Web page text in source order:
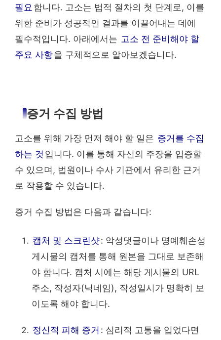
필요 합니다. 고소는 법적 절차의 첫 단계로, 이를
위한 준비가 성공적인 결과를 이끌어내는 데에
필수적입니다. 아래에서는 고소 전 준비해야 할
주요 사항을 구체적으로 알아보겠습니다.
증거 수집 방법
고소를 위해 가장 먼저 해야 할 일은 증거를 수집
하는 것 입니다. 이를 통해 자신의 주장을 입증할
수 있으며, 법원이나 수사 기관에서 유리한 근거
로 작용할 수 있습니다.
증거 수집 방법은 다음과 같습니다:
캡처 및 스크린샷: 악성댓글이나 명예훼손성
게시물의 캡처를 통해 원본을 그대로 보존해
야 합니다. 캡처 시에는 해당 게시물의 URL
주소, 작성자(닉네임), 작성일시가 명확히 보
이도록 해야 합니다.
정신적 피해 증거 : 심리적 고통을 입었다면